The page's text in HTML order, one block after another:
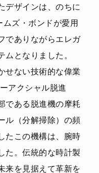
デザインは、のちに
ズ・ボンドが愛用
でありながらエレガ
ムとなりました。
せない技術的な偉業
アクシャル脱進
である脱進機の摩耗
ル（分解掃除）の頻
たこの機構は、腕時
た。伝統的な時計製
来を見据えて革新を